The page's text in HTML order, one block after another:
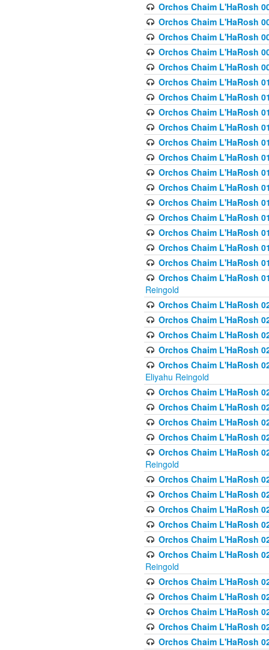
Orchos Chaim L'HaRosh
Orchos Chaim L'HaRosh
Orchos Chaim L'HaRosh
Orchos Chaim L'HaRosh
Orchos Chaim L'HaRosh
Orchos Chaim L'HaRosh
Orchos Chaim L'HaRosh
Orchos Chaim L'HaRosh
Orchos Chaim L'HaRosh
Orchos Chaim L'HaRosh
Orchos Chaim L'HaRosh
Orchos Chaim L'HaRosh
Orchos Chaim L'HaRosh
Orchos Chaim L'HaRosh
Orchos Chaim L'HaRosh
Orchos Chaim L'HaRosh
Orchos Chaim L'HaRosh
Orchos Chaim L'HaRosh
Orchos Chaim L'HaRosh
Reingold
Orchos Chaim L'HaRosh
Orchos Chaim L'HaRosh
Orchos Chaim L'HaRosh
Orchos Chaim L'HaRosh
Orchos Chaim L'HaRosh
Eliyahu Reingold
Orchos Chaim L'HaRosh
Orchos Chaim L'HaRosh
Orchos Chaim L'HaRosh
Orchos Chaim L'HaRosh
Orchos Chaim L'HaRosh
Reingold
Orchos Chaim L'HaRosh
Orchos Chaim L'HaRosh
Orchos Chaim L'HaRosh
Orchos Chaim L'HaRosh
Orchos Chaim L'HaRosh
Orchos Chaim L'HaRosh
Reingold
Orchos Chaim L'HaRosh
Orchos Chaim L'HaRosh
Orchos Chaim L'HaRosh
Orchos Chaim L'HaRosh
Orchos Chaim L'HaRosh